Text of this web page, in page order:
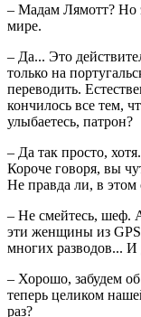
– Мадам Лямотт? Но
мире.
– Да... Это
только на
переводить.
кончилось все тем,
улыбаетесь, патрон?
– Да так просто,
Короче говоря, вы
Не правда ли, в
– Не смейтесь, шеф.
эти женщины из
многих разводов...
– Хорошо, забудем
теперь целиком
раз?